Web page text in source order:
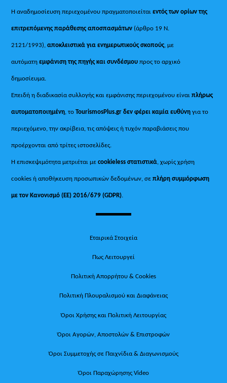
Η αναδημοσίευση περιεχομένου πραγματοποιείταιεντός των ορίων της
επιτρεπόμενης παράθεσης αποσπασμάτων (άρθρο 19 Ν.
2121/1993), αποκλειστικά για ενημερωτικούς σκοπούς , με
αυτόματηεμφάνιση της πηγής και συνδέσμου προς το αρχικό
δημοσίευμα.
Επειδή η διαδικασία συλλογής και εμφάνισης περιεχομένου είναιπλήρως
αυτοματοποιημένη , τοTourismosPlus.gr δεν φέρει καμία ευθύνη για το
περιεχόμενο, την ακρίβεια, τις απόψεις ή τυχόν παραβιάσεις που
προέρχονται από τρίτες ιστοσελίδες.
Η επισκεψιμότητα μετριέται μεcookieless στατιστικά , χωρίς χρήση
cookies ή αποθήκευση προσωπικών δεδομένων, σεπλήρη συμμόρφωση
με τον Κανονισμό (ΕΕ) 2016/679 (GDPR).
Εταιρικά Στοιχεία
Πως Λειτουργεί
Πολιτική Απορρήτου & Cookies
Πολιτική Πλουραλισμού και Διαφάνειας
Όροι Χρήσης και Πολιτική Λειτουργίας
Όροι Αγορών, Αποστολών & Επιστροφών
Όροι Συμμετοχής σε Παιχνίδια & Διαγωνισμούς
Όροι Παραχώρησης Video